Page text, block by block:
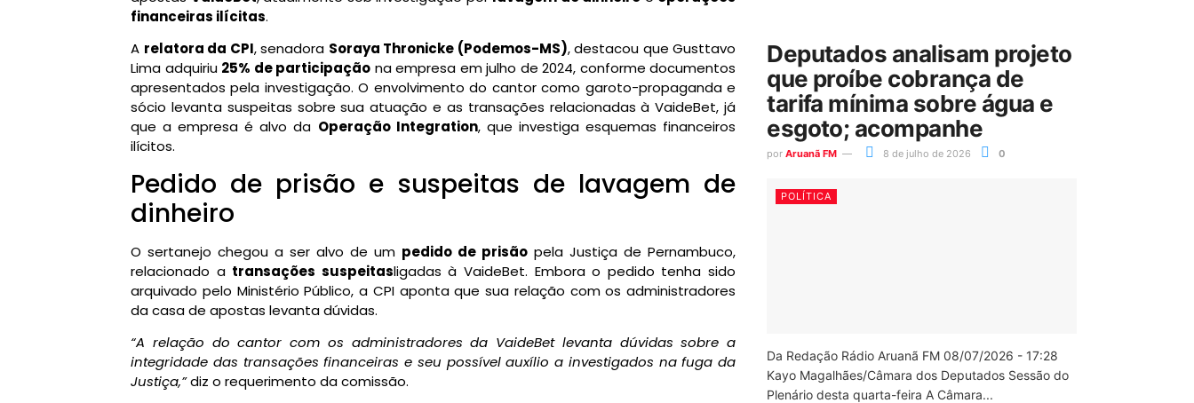
financeiras ilícitas.
A relatora da CPI, senadora Soraya Thronicke (Podemos-MS), destacou que Gusttavo
Lima adquiriu 25% de participação na empresa em julho de 2024, conforme documentos
apresentados pela investigação. O envolvimento do cantor como garoto-propaganda e
sócio levanta suspeitas sobre sua atuação e as transações relacionadas à VaideBet, já
que a empresa é alvo da Operação Integration, que investiga esquemas financeiros
ilícitos.
Pedido de prisão e suspeitas de lavagem de
dinheiro
O sertanejo chegou a ser alvo de um pedido de prisão pela Justiça de Pernambuco,
relacionado a transações suspeitasligadas à VaideBet. Embora o pedido tenha sido
arquivado pelo Ministério Público, a CPI aponta que sua relação com os administradores
da casa de apostas levanta dúvidas.
“A relação do cantor com os administradores da VaideBet levanta dúvidas sobre a
integridade das transações financeiras e seu possível auxílio a investigados na fuga da
Justiça,”diz o requerimento da comissão.
Deputados analisam projeto
que proíbe cobrança de
tarifa mínima sobre água e
esgoto; acompanhe
por Aruanã FM 8 de julho de 2026 0
POLÍTICA
Da Redação Rádio Aruanã FM 08/07/2026 - 17:28
Kayo Magalhães/Câmara dos Deputados Sessão do
Plenário desta quarta-feira A Câmara...